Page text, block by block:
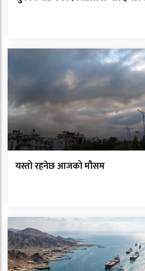
यस्तो रहनेछ आजको मौसम